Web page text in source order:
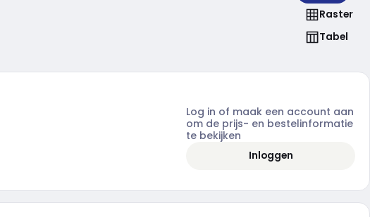
Raster
Tabel
Log in of maak een account aan
om de prijs- en bestelinformatie
te bekijken
Inloggen